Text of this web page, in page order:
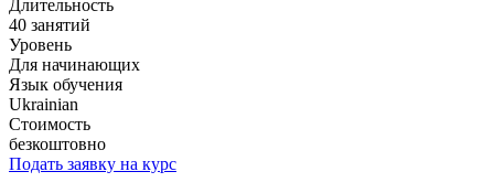
Длительность
40 занятий
Уровень
Для начинающих
Язык обучения
Ukrainian
Стоимость
безкоштовно
Подать заявку на курс